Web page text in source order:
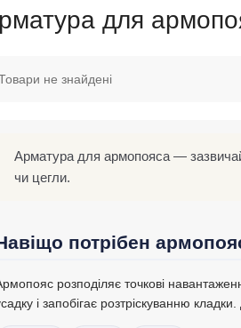
для
не знайдені
Арматура для армопояса —
чи цегли.
потрібен
розподіляє точкові
і запобігає розтріскуванню